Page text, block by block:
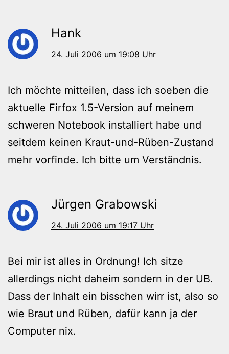
Hank
24. Juli 2006 um 19:08 Uhr
Ich möchte mitteilen, dass ich soeben die
aktuelle Firfox 1.5-Version auf meinem
schweren Notebook installiert habe und
seitdem keinen Kraut-und-Rüben-Zustand
mehr vorfinde. Ich bitte um Verständnis.
Jürgen Grabowski
24. Juli 2006 um 19:17 Uhr
Bei mir ist alles in Ordnung! Ich sitze
allerdings nicht daheim sondern in der UB.
Dass der Inhalt ein bisschen wirr ist, also so
wie Braut und Rüben, dafür kann ja der
Computer nix.